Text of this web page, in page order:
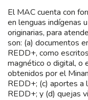
El MAC cuenta con
en lenguas indígenas u
originarias, para
son: (a) documentos
REDD+, como
magnético o digital, o
obtenidos por el
REDD+; (c) aportes a
REDD+; y (d) quejas